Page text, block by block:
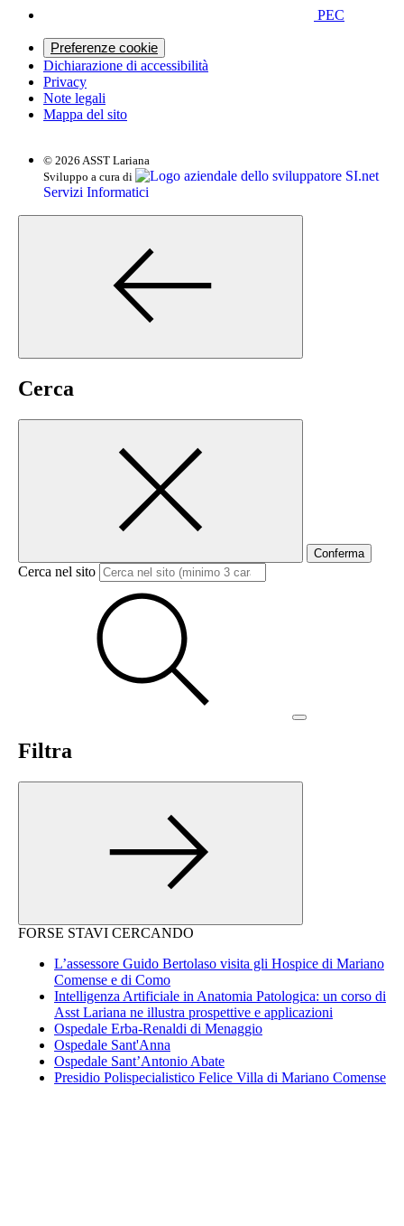
PEC
Preferenze cookie
Dichiarazione di accessibilità
Privacy
Note legali
Mappa del sito
© 2026 ASST Lariana
Sviluppo a cura di
SI.net
Servizi Informatici
Cerca
Conferma
Cerca nel sito
Filtra
FORSE STAVI CERCANDO
L’assessore Guido Bertolaso visita gli Hospice di Mariano
Comense e di Como
Intelligenza Artificiale in Anatomia Patologica: un corso di
Asst Lariana ne illustra prospettive e applicazioni
Ospedale Erba-Renaldi di Menaggio
Ospedale Sant'Anna
Ospedale Sant’Antonio Abate
Presidio Polispecialistico Felice Villa di Mariano Comense